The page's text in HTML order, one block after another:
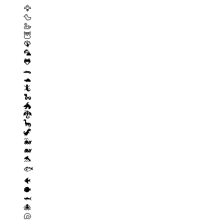
🦅
🦆
🦢
🦉
🦚
🦜
🐸
🐊
🐢
🦎
🐍
🐲
🐉
🦕
🦖
🐳
🐋
🐬
🐟
🐠
🐡
🦈
🐙
🐚